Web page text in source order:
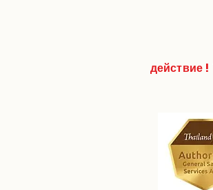
действие !